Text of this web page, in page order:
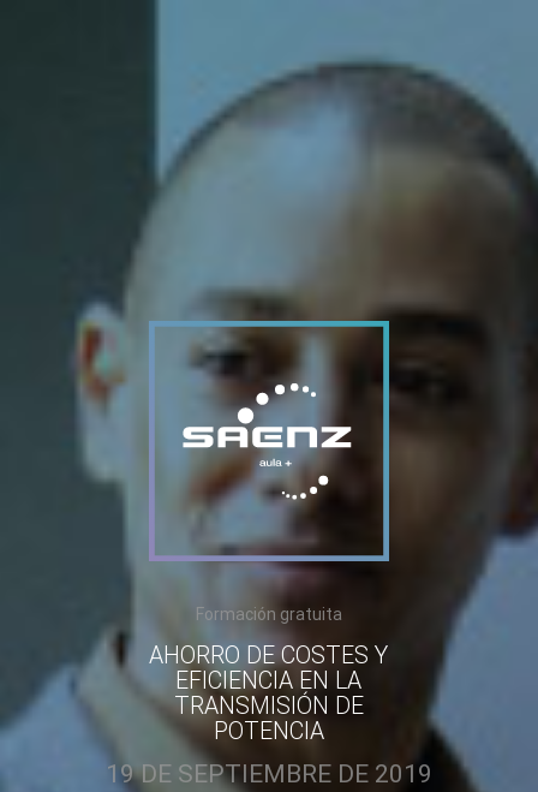
Formación gratuita
AHORRO DE COSTES Y
EFICIENCIA EN LA
TRANSMISIÓN DE
POTENCIA
19 DE SEPTIEMBRE DE 2019